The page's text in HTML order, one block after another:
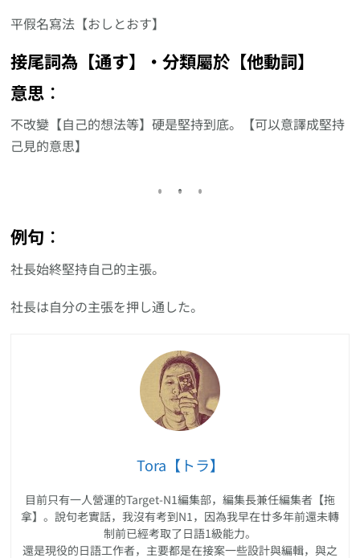
平假名寫法【おしとおす】
接尾詞為【通す】‧分類屬於【他動詞】
意思︰
不改變【自己的想法等】硬是堅持到底。【可以意譯成堅持
己見的意思】
例句︰
社長始終堅持自己的主張。
社長は自分の主張を押し通した。
Tora【トラ】
目前只有一人營運的Target-N1編集部，編集長兼任編集者【拖
拿】。說句老實話，我沒有考到N1，因為我早在廿多年前還未轉
制前已經考取了日語1級能力。
還是現役的日語工作者，主要都是在接案一些設計與編輯，與之